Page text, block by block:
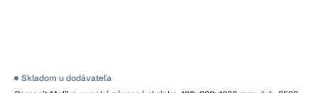
Skladom u dodávateľa